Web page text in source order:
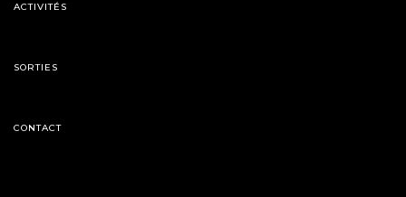
ACTIVITÉS
SORTIES
CONTACT